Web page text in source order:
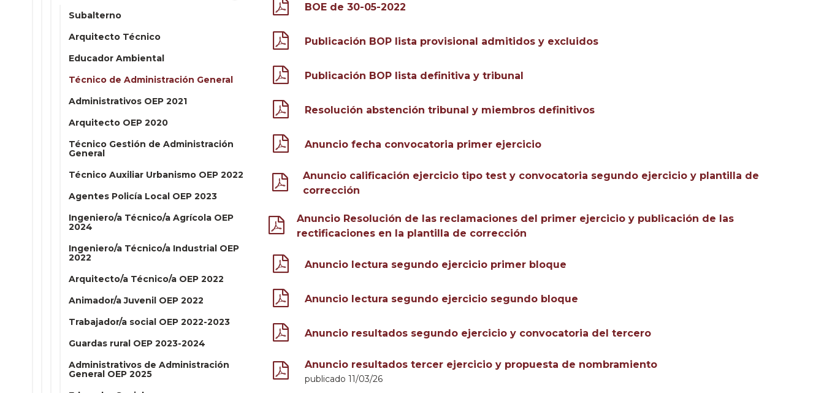
Subalterno
Arquitecto Técnico
Educador Ambiental
Técnico de Administración General
Administrativos OEP 2021
Arquitecto OEP 2020
Técnico Gestión de Administración
General
Técnico Auxiliar Urbanismo OEP 2022
Agentes Policía Local OEP 2023
Ingeniero/a Técnico/a Agrícola OEP
2024
Ingeniero/a Técnico/a Industrial OEP
2022
Arquitecto/a Técnico/a OEP 2022
Animador/a Juvenil OEP 2022
Trabajador/a social OEP 2022-2023
Guardas rural OEP 2023-2024
Administrativos de Administración
General OEP 2025
BOE de 30-05-2022
Publicación BOP lista provisional admitidos y excluidos
Publicación BOP lista definitiva y tribunal
Resolución abstención tribunal y miembros definitivos
Anuncio fecha convocatoria primer ejercicio
Anuncio calificación ejercicio tipo test y convocatoria segundo ejercicio y plantilla de
corrección
Anuncio Resolución de las reclamaciones del primer ejercicio y publicación de las
rectificaciones en la plantilla de corrección
Anuncio lectura segundo ejercicio primer bloque
Anuncio lectura segundo ejercicio segundo bloque
Anuncio resultados segundo ejercicio y convocatoria del tercero
Anuncio resultados tercer ejercicio y propuesta de nombramiento
publicado 11/03/26